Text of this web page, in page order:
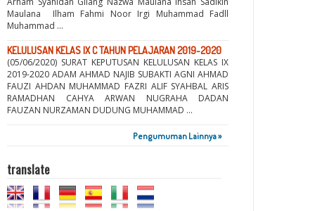
Maulana Ilham Fahmi Noor Irgi Muhammad Fadll
Muhammad ...
KELULUSAN KELAS IX C TAHUN PELAJARAN 2019-2020
(05/06/2020) SURAT KEPUTUSAN KELULUSAN KELAS IX
2019-2020 ADAM AHMAD NAJIB SUBAKTI AGNI AHMAD
FAUZI AHDAN MUHAMMAD FAZRI ALIF SYAHBAL ARIS
RAMADHAN CAHYA ARWAN NUGRAHA DADAN
FAUZAN NURZAMAN DUDUNG MUHAMMAD ...
Pengumuman Lainnya »
translate